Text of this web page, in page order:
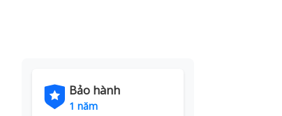
Bảo hành
1 năm